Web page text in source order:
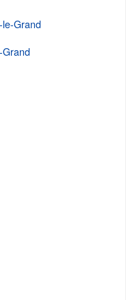
le-Grand
Grand